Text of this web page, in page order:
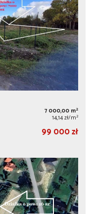
7 000,00 m2
14,14 zł/m2
99 000 zł